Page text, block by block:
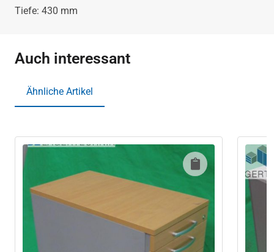
Tiefe: 430 mm
Auch interessant
Ähnliche Artikel